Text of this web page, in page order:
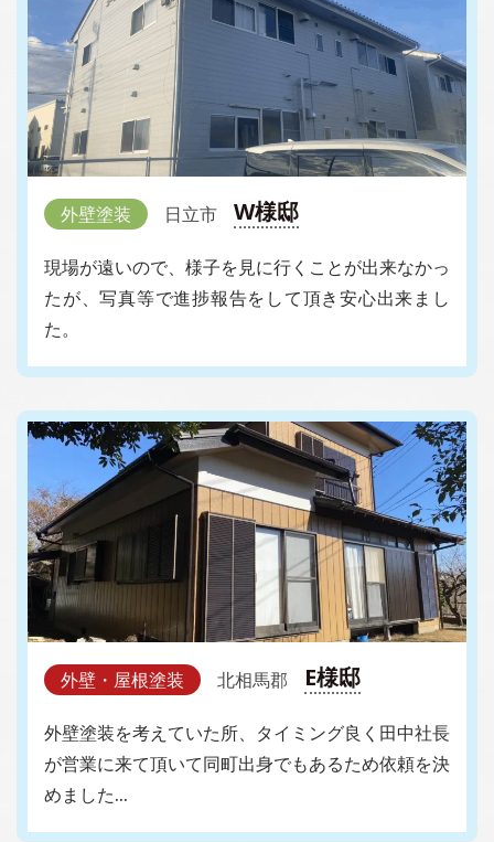
外壁塗装 日立市 W様邸
現場が遠いので、様子を見に行くことが出来なかっ
たが、写真等で進捗報告をして頂き安心出来まし
た。
外壁・屋根塗装 北相馬郡 E様邸
外壁塗装を考えていた所、タイミング良く田中社長
が営業に来て頂いて同町出身でもあるため依頼を決
めました…